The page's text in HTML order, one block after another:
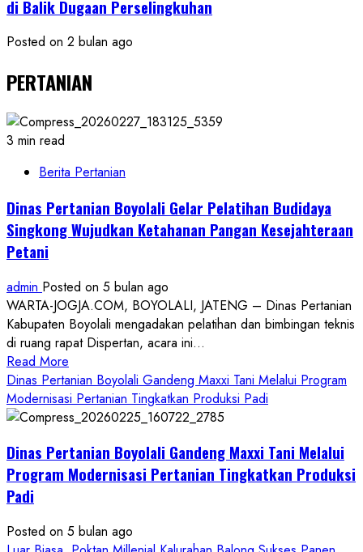
di Balik Dugaan Perselingkuhan
Posted on 2 bulan ago
PERTANIAN
3 min read
Berita Pertanian
Dinas Pertanian Boyolali Gelar Pelatihan Budidaya
Singkong Wujudkan Ketahanan Pangan Kesejahteraan
Petani
admin Posted on 5 bulan ago
WARTA-JOGJA.COM, BOYOLALI, JATENG – Dinas Pertanian
Kabupaten Boyolali mengadakan pelatihan dan bimbingan teknis
di ruang rapat Dispertan, acara ini...
Read More
more
about
Dinas
Boyolali
Gelar
Singkong
Wujudkan
Dinas Pertanian Boyolali Gandeng Maxxi Tani Melalui Program
Modernisasi Pertanian Tingkatkan Produksi Padi
Dinas Pertanian Boyolali Gandeng Maxxi Tani Melalui
Program Modernisasi Pertanian Tingkatkan Produksi
Padi
Posted on 5 bulan ago